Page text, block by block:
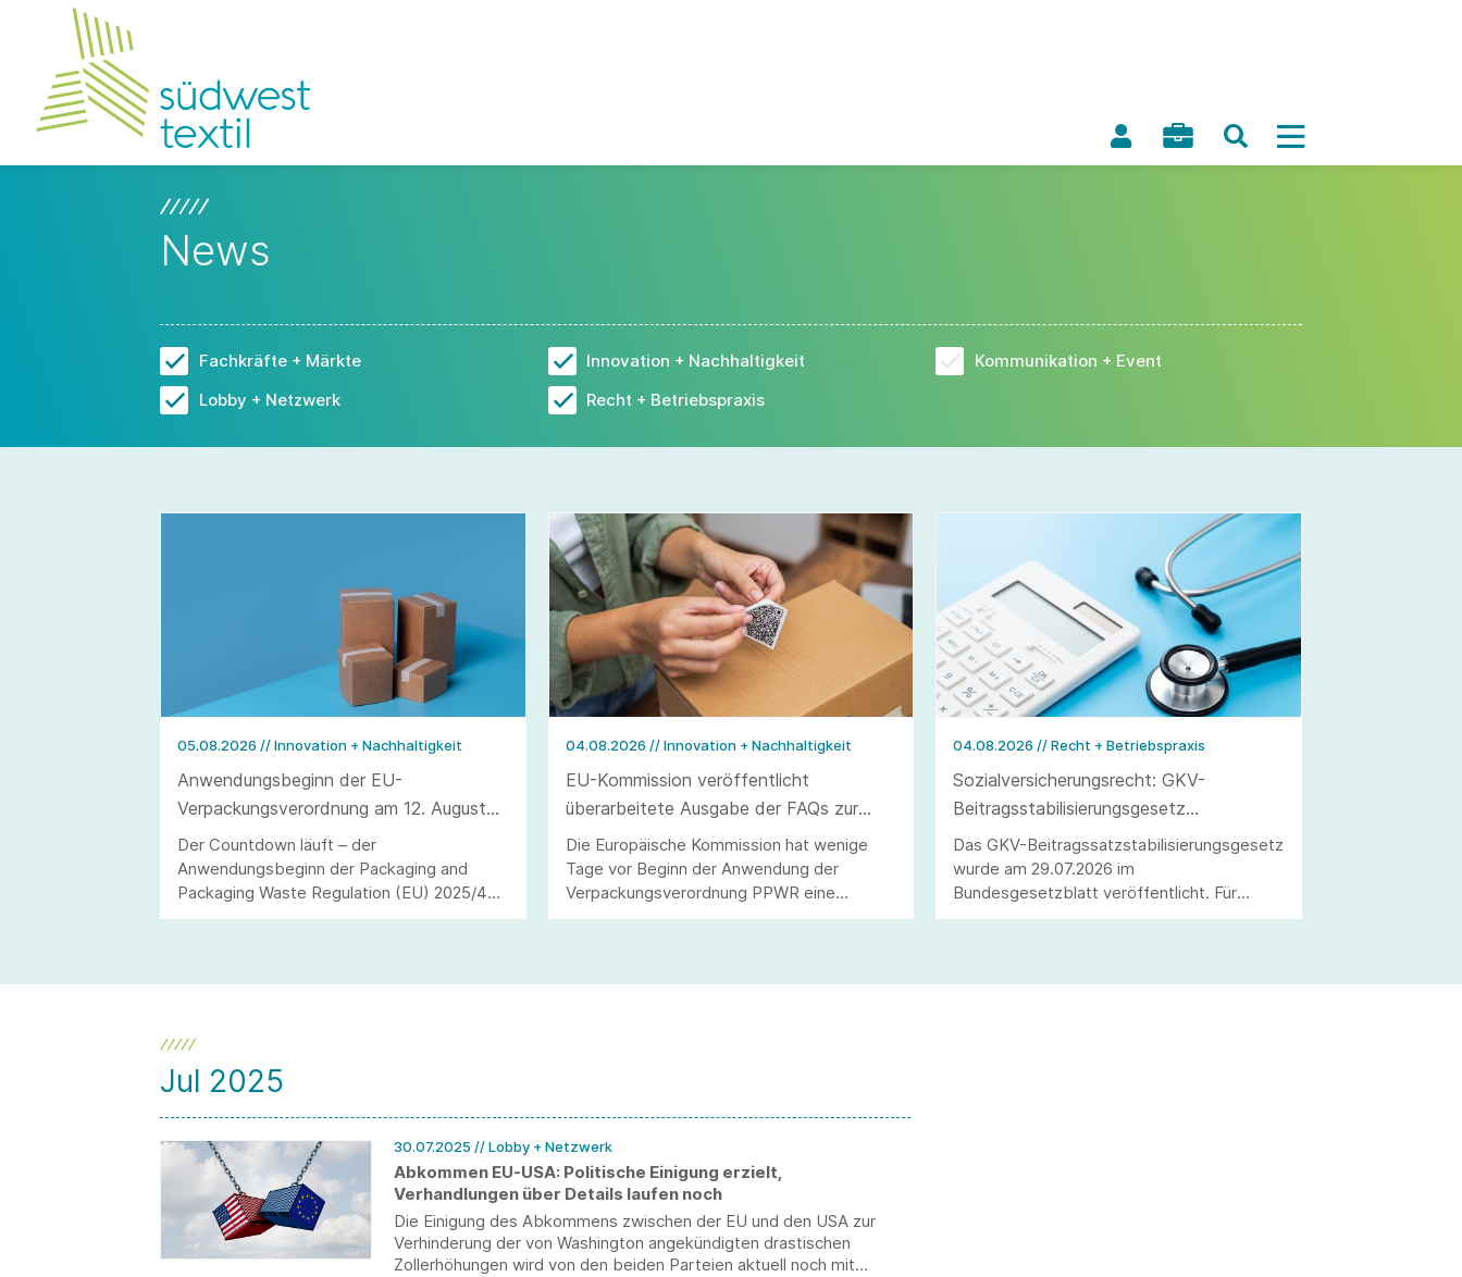
News
Fachkräfte + Märkte Innovation + Nachhaltigkeit
Kommunikation + Event
Lobby + Netzwerk
Recht + Betriebspraxis
05.08.2026 // Innovation + Nachhaltigkeit
Anwendungsbeginn der EU-
Verpackungsverordnung am 12. August
2026
Der Countdown läuft – der
Anwendungsbeginn der Packaging and
Packaging Waste Regulation (EU) 2025/40
(kurz: PPWR) steht in den Startlöchern.
04.08.2026 // Innovation + Nachhaltigkeit
EU-Kommission veröffentlicht
überarbeitete Ausgabe der FAQs zur
Verpackungsverordnung PPWR
Die Europäische Kommission hat wenige
Tage vor Beginn der Anwendung der
Verpackungsverordnung PPWR eine
überarbeitete Ausgabe ihrer FAQs
04.08.2026// Recht + Betriebspraxis
Sozialversicherungsrecht: GKV-
Beitragsstabilisierungsgesetz
veröffentlicht
Das GKV-Beitragssatzstabilisierungsgesetz
wurde am 29.07.2026 im
Bundesgesetzblatt veröffentlicht. Für
Arbeitgeber ergeben sich wesentliche
Einführung der Teilarbeitsunfähigkeit.
Jul 2025
30.07.2025 // Lobby + Netzwerk
Abkommen EU-USA: Politische Einigung erzielt,
Verhandlungen über Details laufen noch
Die Einigung des Abkommens zwischen der EU und den USA zur
Verhinderung der von Washington angekündigten drastischen
Zollerhöhungen wird von den beiden Parteien aktuell noch mit